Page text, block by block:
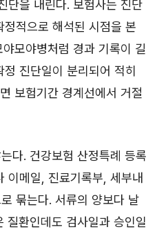
단을 내린다. 보험사는 진단
적으로 해석된 시점을 본
모야병처럼 경과 기록이 길
진단일이 분리되어 적히
보험기간 경계선에서 거절
다. 건강보험 산정특례 등록
이메일, 진료기록부, 세부내
묶는다. 서류의 양보다 날
질환인데도 검사일과 승인일